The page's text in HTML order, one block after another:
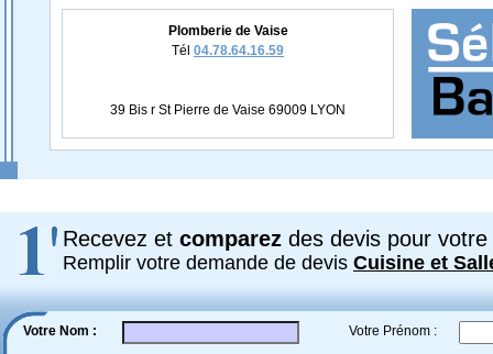
Plomberie de Vaise
Tél 04.78.64.16.59
39 Bis r St Pierre de Vaise 69009 LYON
Recevez et comparez des devis pour votre
Remplir votre demande de devis Cuisine et
Votre Nom : Votre Prénom :